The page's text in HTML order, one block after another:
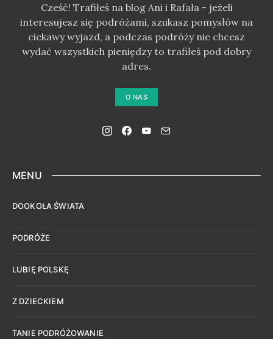
Cześć! Trafiłeś na blog Ani i Rafała - jeżeli
interesujesz się podróżami, szukasz pomysłów na
ciekawy wyjazd, a podczas podróży nie chcesz
wydać wszystkich pieniędzy to trafiłeś pod dobry
adres.
O NAS
MENU
DOOKOŁA ŚWIATA
PODRÓŻE
LUBIĘ POLSKĘ
Z DZIECKIEM
TANIE PODRÓŻOWANIE